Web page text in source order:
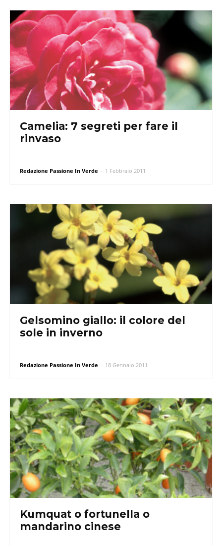
Camelia: 7 segreti per fare il
rinvaso
Redazione Passione In Verde - 1 Febbraio 2011
Gelsomino giallo: il colore del
sole in inverno
Redazione Passione In Verde - 18 Gennaio 2011
Kumquat o fortunella o
mandarino cinese